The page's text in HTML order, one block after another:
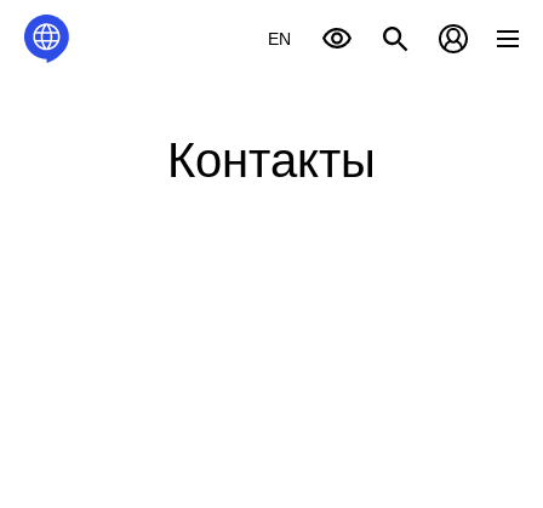
EN
Контакты